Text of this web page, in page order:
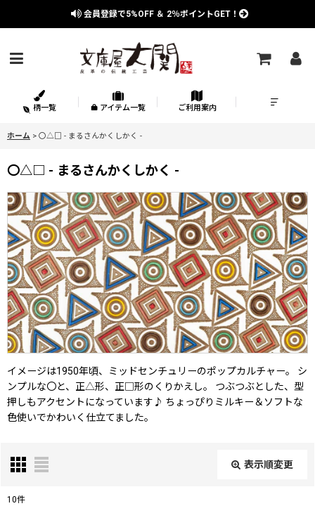
会員登録で5%OFF ＆ 2％ポイントGET！
柄一覧 アイテム一覧 ご利用案内
ホーム > 〇△□ - まるさんかくしかく -
〇△□ - まるさんかくしかく -
イメージは1950年頃、ミッドセンチュリーのポップカルチャー。 シ
ンプルな〇と、正△形、正□形のくりかえし。 つぶつぶとした、型
押しもアクセントになっています♪ ちょっぴりミルキー＆ソフトな
色使いでかわいく仕立てました。
表示順変更
10件